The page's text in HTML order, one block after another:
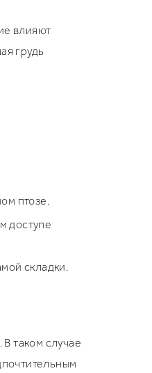
влияют
грудь
птозе.
доступе
складки.
таком случае